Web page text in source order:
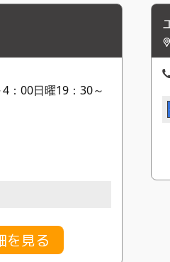
：00日曜19：30～
を見る